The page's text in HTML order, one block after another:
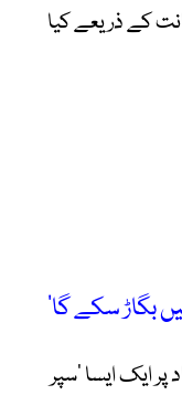
کے ذریعے کیا
بگاڑ سکے گا‘
ایک ایسا ’سپر